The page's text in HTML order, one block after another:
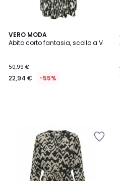
VERO MODA
Abito corto fantasia, scollo a V
50,99 €
22,94 € -55%